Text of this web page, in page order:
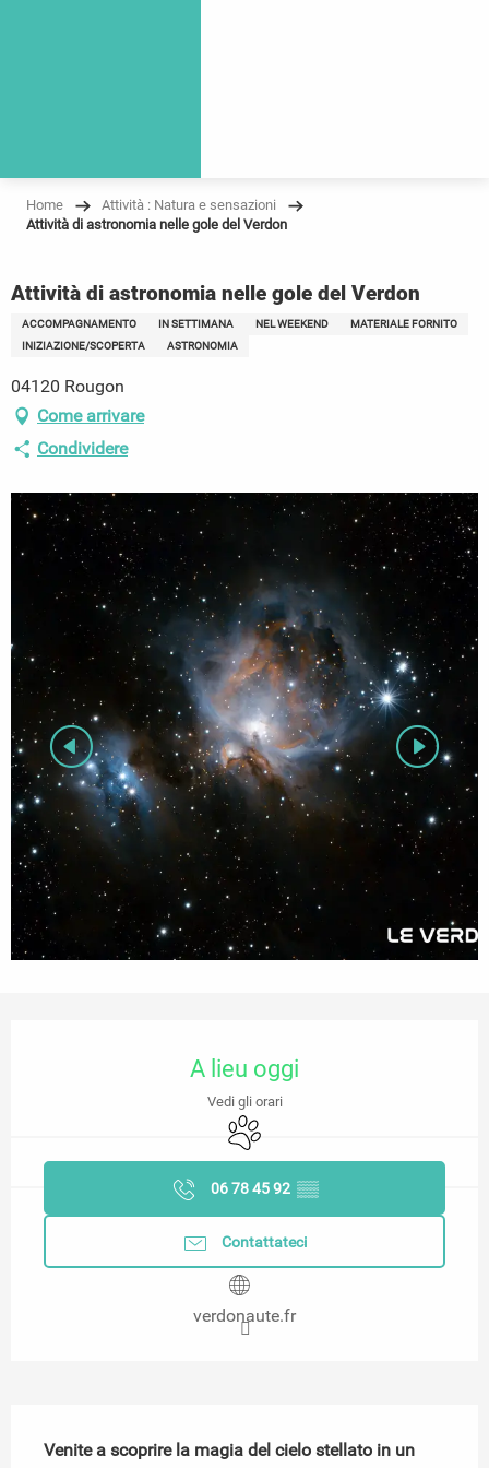
Home
Attività : Natura e sensazioni
Attività di astronomia nelle gole del Verdon
Attività di astronomia nelle gole del Verdon
ACCOMPAGNAMENTO IN SETTIMANA NEL WEEKEND
MATERIALE FORNITO
INIZIAZIONE/SCOPERTA
ASTRONOMIA
04120 Rougon
Come arrivare
Condividere
A lieu oggi
Vedi gli orari
Animali ammessi
06 78 45 92 ▒▒
Contattateci
verdonaute.fr
Venite a scoprire la magia del cielo stellato in un